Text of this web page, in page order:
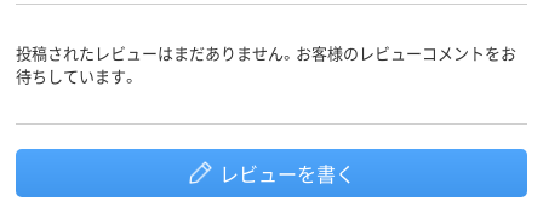
投稿されたレビューはまだありません。お客様のレビューコメントをお
待ちしています。
レビューを書く